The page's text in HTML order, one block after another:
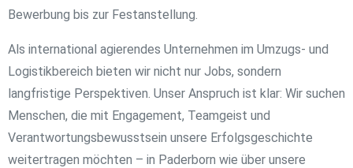
Bewerbung bis zur Festanstellung.
Als international agierendes Unternehmen im Umzugs- und
Logistikbereich bieten wir nicht nur Jobs, sondern
langfristige Perspektiven. Unser Anspruch ist klar: Wir suchen
Menschen, die mit Engagement, Teamgeist und
Verantwortungsbewusstsein unsere Erfolgsgeschichte
weitertragen möchten – in Paderborn wie über unsere